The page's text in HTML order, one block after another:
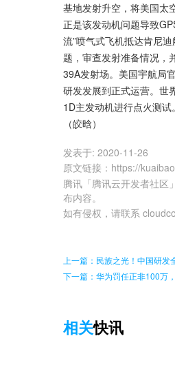
基地发射升空，将美国太
正是该发动机问题导致
流”喷气式飞机抵达肯尼
题，审查发射准备情况，
39A发射场。美国宇航局
研发发展到正式运营。世
1D主发动机进行点火测
（皎晗）
发表于: 2020-11-26
原文链接 ： https://
腾讯「腾讯云开发者社区
布内容。
如有侵权，请联系
上一篇：民族之光！中国研
下一篇：华为罚任正非100万
相关快讯